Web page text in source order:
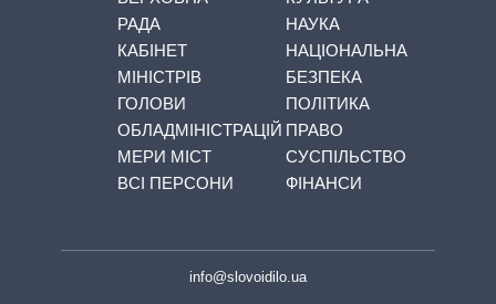
РАДА
КАБІНЕТ
МІНІСТРІВ
ГОЛОВИ
ОБЛАДМІНІСТРАЦІЙ
МЕРИ МІСТ
ВСІ ПЕРСОНИ
НАУКА
НАЦІОНАЛЬНА
БЕЗПЕКА
ПОЛІТИКА
ПРАВО
СУСПІЛЬСТВО
ФІНАНСИ
info@slovoidilo.ua